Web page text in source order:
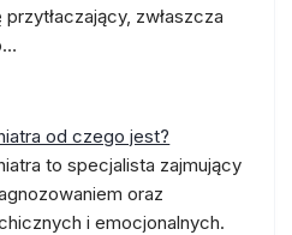
zwłaszcza
od czego jest?
to specjalista zajmujący
oraz
i emocjonalnych.